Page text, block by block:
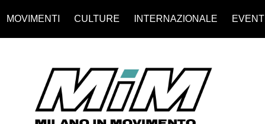
MOVIMENTI CULTURE INTERNAZIONALE EVENTI